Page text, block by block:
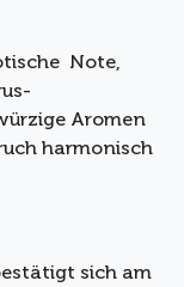
Note,
Aromen
harmonisch
sich am